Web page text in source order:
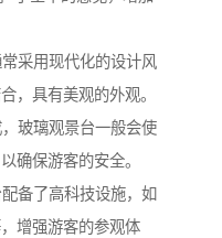
采用现代化的设计风
，具有美观的外观。
玻璃观景台一般会使
确保游客的安全。
备了高科技设施，如
增强游客的参观体